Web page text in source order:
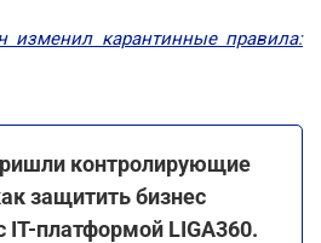
изменил карантинные правила:
контролирующие
защитить бизнес
платформой LIGA360.